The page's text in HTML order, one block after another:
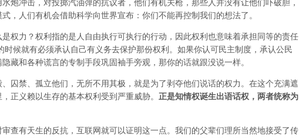
炮冲击，对投掷汽油弹的抗议者，他们有机关枪，那些人并没有让他们吓破胆，
，人们有机会借助科学向世界宣布：你们不能再控制我们的想法了。
权力？权利指的是人自由执行可执行的行动，因此权利也意味着承担同等的责任
候就有必须承认自己有义务去保护那份权利。如果你认可民主制度，承认公民
藏和各种谎言的专制手段巩固袖手旁观，那你的话就跟没说一样。
囚禁、孤立他们，无所不用其极，就是为了剥夺他们说话的权力。在这个充满遮
正义赖以生存的基本权利受到严重威胁。 正是知情权诞生出语话权，两者统称为
查有天生的反抗，互联网就可以证明这一点。我们的父辈们理所当然地接受了传